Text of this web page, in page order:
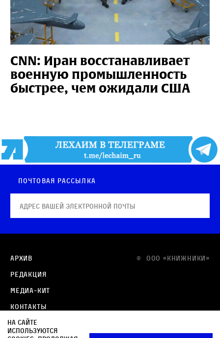
CNN: Иран восстанавливает
военную промышленность
быстрее, чем ожидали США
Почтовая рассылка
© OOO «КНИЖНИКИ»
Архив
Редакция
Медиа-кит
Контакты
Политика в отношении обработки персональных
данных
На сайте
используются